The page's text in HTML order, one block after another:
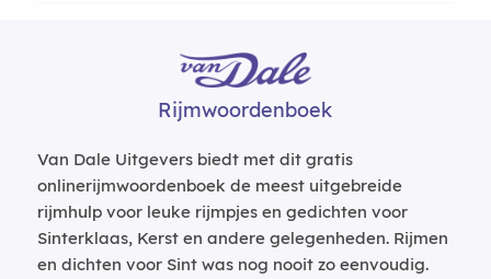
Rijmwoordenboek
Van Dale Uitgevers biedt met dit gratis
onlinerijmwoordenboek de meest uitgebreide
rijmhulp voor leuke rijmpjes en gedichten voor
Sinterklaas, Kerst en andere gelegenheden. Rijmen
en dichten voor Sint was nog nooit zo eenvoudig.